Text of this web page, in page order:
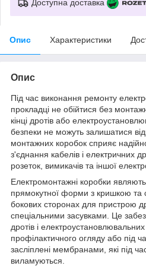
Доступна доставка
Опис Характеристики
Опис
Під час виконання ремонту
прокладці не обійтися без
кінці дротів або
безпеки не можуть залишатися
монтажних коробок сприяє
з'єднання кабелів і електричних
розеток, вимикачів та іншої
Електромонтажні коробки
прямокутної форми з кришкою та
бокових сторонах для пристрою
спеціальними засувками. Це
дротів і
профілактичного огляду або під
засліплені мембранами, які під
виламуються.